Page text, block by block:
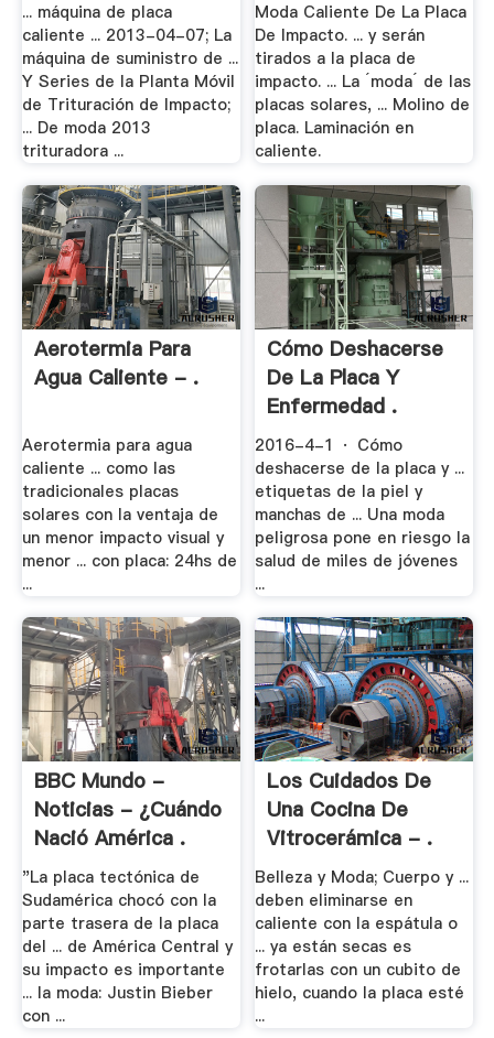
... máquina de placa
caliente ... 2013-04-07; La
máquina de suministro de ...
Y Series de la Planta Móvil
de Trituración de Impacto;
... De moda 2013
trituradora ...
Moda Caliente De La Placa
De Impacto. ... y serán
tirados a la placa de
impacto. ... La ´moda´ de las
placas solares, ... Molino de
placa. Laminación en
caliente.
Aerotermia Para
Agua Caliente - .
Aerotermia para agua
caliente ... como las
tradicionales placas
solares con la ventaja de
un menor impacto visual y
menor ... con placa: 24hs de
...
Cómo Deshacerse
De La Placa Y
Enfermedad .
2016-4-1 · Cómo
deshacerse de la placa y ...
etiquetas de la piel y
manchas de ... Una moda
peligrosa pone en riesgo la
salud de miles de jóvenes
...
BBC Mundo -
Noticias - ¿Cuándo
Nació América .
"La placa tectónica de
Sudamérica chocó con la
parte trasera de la placa
del ... de América Central y
su impacto es importante
... la moda: Justin Bieber
con ...
Los Cuidados De
Una Cocina De
Vitrocerámica - .
Belleza y Moda; Cuerpo y ...
deben eliminarse en
caliente con la espátula o
... ya están secas es
frotarlas con un cubito de
hielo, cuando la placa esté
...